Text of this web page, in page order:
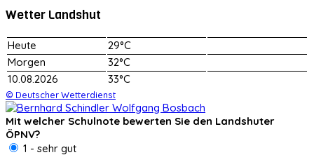
Wetter Landshut
Heute
29°C
Morgen
32°C
10.08.2026
33°C
© Deutscher Wetterdienst
Mit welcher Schulnote bewerten Sie den Landshuter
ÖPNV?
1 - sehr gut